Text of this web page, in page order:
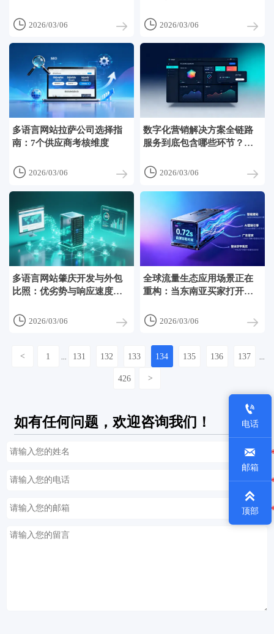
 2026/03/06  2026/03/06
多语言网站拉萨公司选择指
南：7个供应商考核维度
 2026/03/06
数字化营销解决方案全链路
服务到底包含哪些环节？北
购的7个不可跳过模块
 2026/03/06
多语言网站肇庆开发与外包
比照：优劣势与响应速度比
 2026/03/06
全球流量生态应用场景正在
重构：当东南亚买家打开网
已加载完成？
 2026/03/06
< 1 131 132 133 134 135 136 137
426 >
如有任何问题，欢迎咨询我们！

电话

邮箱

顶部